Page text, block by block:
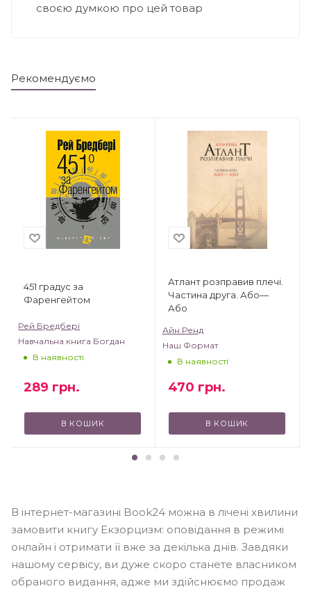
своєю думкою про цей товар
Рекомендуємо
451 градус за
Фаренгейтом
Рей Бредбері
Навчальна книга Богдан
В наявності
289 грн.
В КОШИК
Атлант розправив плечі.
Частина друга. Або—
Або
Айн Ренд
Наш Формат
В наявності
470 грн.
В КОШИК
В інтернет-магазині Book24 можна в лічені хвилини
замовити книгу Екзорцизм: оповідання в режимі
онлайн і отримати її вже за декілька днів. Завдяки
нашому сервісу, ви дуже скоро станете власником
обраного видання, адже ми здійснюємо продаж